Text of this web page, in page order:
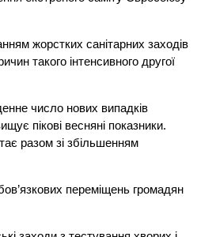
жорстких санітарних заходів
такого інтенсивного другої
число нових випадків
пікові весняні показники.
разом зі збільшенням
переміщень громадян